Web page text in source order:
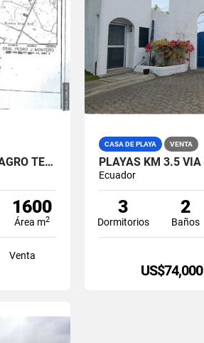
YAGUACHI 2 HECTÁREAS VIA MILAGRO TERRENO INDUSTRIAL EN VENTA
1600
Área m2
Venta
CASA DE PLAYA VENTA
Ecuador
3
Dormitorios
2
Baños
US$74,000